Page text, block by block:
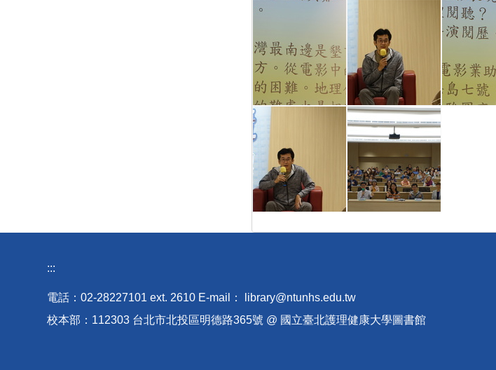
:::
電話：02-28227101 ext. 2610 E-mail ：
library@ntunhs.edu.tw
校本部：112303 台北市北投區明德路365號 @ 國立臺北護理健康大學圖書館